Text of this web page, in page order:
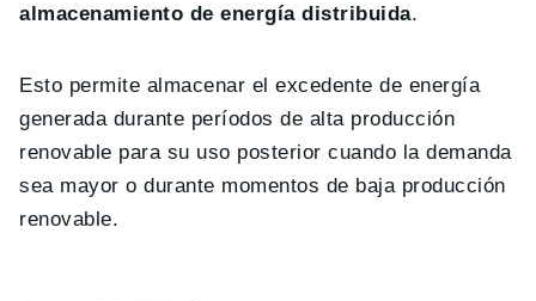
almacenamiento de energía distribuida.
Esto permite almacenar el excedente de energía
generada durante períodos de alta producción
renovable para su uso posterior cuando la demanda
sea mayor o durante momentos de baja producción
renovable.